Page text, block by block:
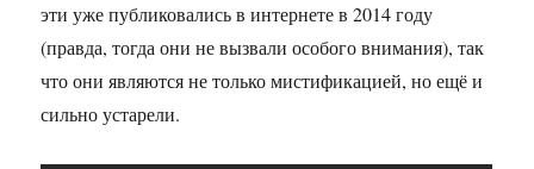
эти уже публиковались в интернете в 2014 году
(правда, тогда они не вызвали особого внимания), так
что они являются не только мистификацией, но ещё и
сильно устарели.